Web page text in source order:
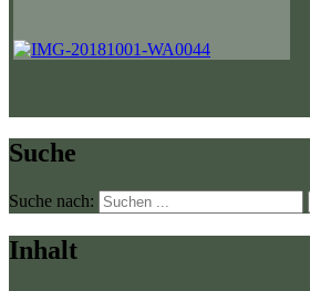
Suche
Suche nach:
Inhalt